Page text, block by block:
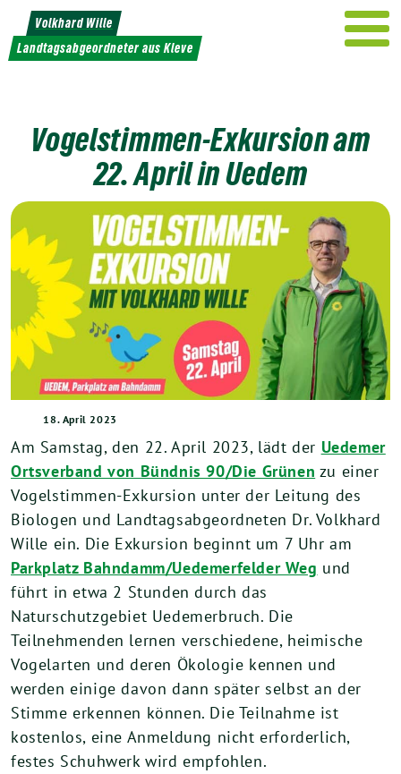
Weiter
zum
Inhalt
Volkhard Wille
Landtagsabgeordneter aus Kleve
Vogelstimmen-Exkursion am
22. April in Uedem
18. April 2023
Am Samstag, den 22. April 2023, lädt der Uedemer
Ortsverband von Bündnis 90/Die Grünen zu einer
Vogelstimmen-Exkursion unter der Leitung des
Biologen und Landtagsabgeordneten Dr. Volkhard
Wille ein. Die Exkursion beginnt um 7 Uhr am
Parkplatz Bahndamm/Uedemerfelder Weg und
führt in etwa 2 Stunden durch das
Naturschutzgebiet Uedemerbruch. Die
Teilnehmenden lernen verschiedene, heimische
Vogelarten und deren Ökologie kennen und
werden einige davon dann später selbst an der
Stimme erkennen können. Die Teilnahme ist
kostenlos, eine Anmeldung nicht erforderlich,
festes Schuhwerk wird empfohlen.